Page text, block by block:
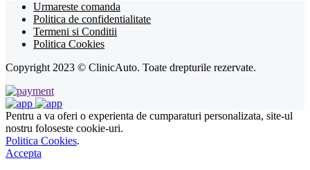
Urmareste comanda
Politica de confidentialitate
Termeni si Conditii
Politica Cookies
Copyright 2023 © ClinicAuto. Toate drepturile rezervate.
Pentru a va oferi o experienta de cumparaturi personalizata, site-ul
nostru foloseste cookie-uri.
Politica Cookies.
Accepta